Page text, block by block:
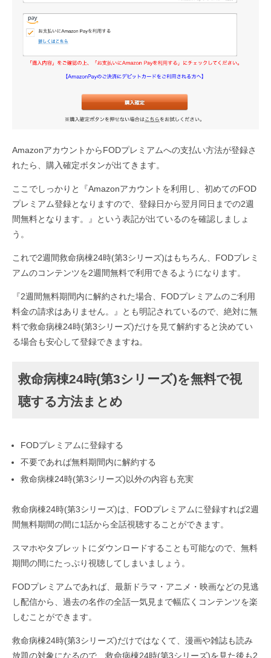
AmazonアカウントからFODプレミアムへの支払い方法が登録さ
れたら、購入確定ボタンが出てきます。
ここでしっかりと『Amazonアカウントを利用し、初めてのFOD
プレミアム登録となりますので、登録日から翌月同日までの2週
間無料となります。』という表記が出ているのを確認しましょ
う。
これで2週間救命病棟24時(第3シリーズ)はもちろん、FODプレミ
アムのコンテンツを2週間無料で利用できるようになります。
『2週間無料期間内に解約された場合、FODプレミアムのご利用
料金の請求はありません。』とも明記されているので、絶対に無
料で救命病棟24時(第3シリーズ)だけを見て解約すると決めてい
る場合も安心して登録できますね。
救命病棟24時(第3シリーズ)を無料で視
聴する方法まとめ
FODプレミアムに登録する
不要であれば無料期間内に解約する
救命病棟24時(第3シリーズ)以外の内容も充実
救命病棟24時(第3シリーズ)は、FODプレミアムに登録すれば2週
間無料期間の間に1話から全話視聴することができます。
スマホやタブレットにダウンロードすることも可能なので、無料
期間の間にたっぷり視聴してしまいましょう。
FODプレミアムであれば、最新ドラマ・アニメ・映画などの見逃
し配信から、過去の名作の全話一気見まで幅広くコンテンツを楽
しむことができます。
救命病棟24時(第3シリーズ)だけではなくて、漫画や雑誌も読み
放題の対象になるので、救命病棟24時(第3シリーズ)を見た後も2